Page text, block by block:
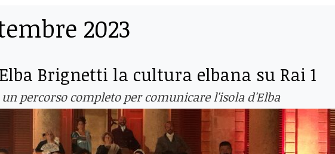
2023
Brignetti la cultura elbana su Rai 1
percorso completo per comunicare l'isola d'Elba